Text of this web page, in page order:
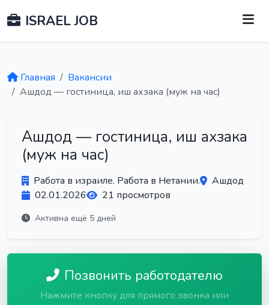
ISRAEL JOB
Главная
Вакансии
Ашдод — гостиница, иш ахзака (муж на час)
Ашдод — гостиница, иш ахзака
(муж на час)
Работа в израиле. Работа в Нетании.
Ашдод
02.01.2026
21 просмотров
Активна ещё 5 дней
Позвонить работодателю
Нажмите кнопку для прямого звонка или